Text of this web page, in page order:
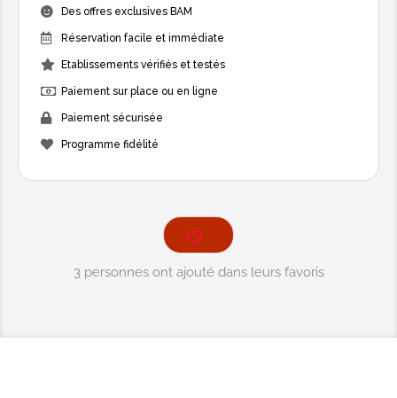
Des offres exclusives BAM
Réservation facile et immédiate
Etablissements vérifiés et testés
Paiement sur place ou en ligne
Paiement sécurisée
Programme fidélité
3 personnes ont ajouté dans leurs favoris